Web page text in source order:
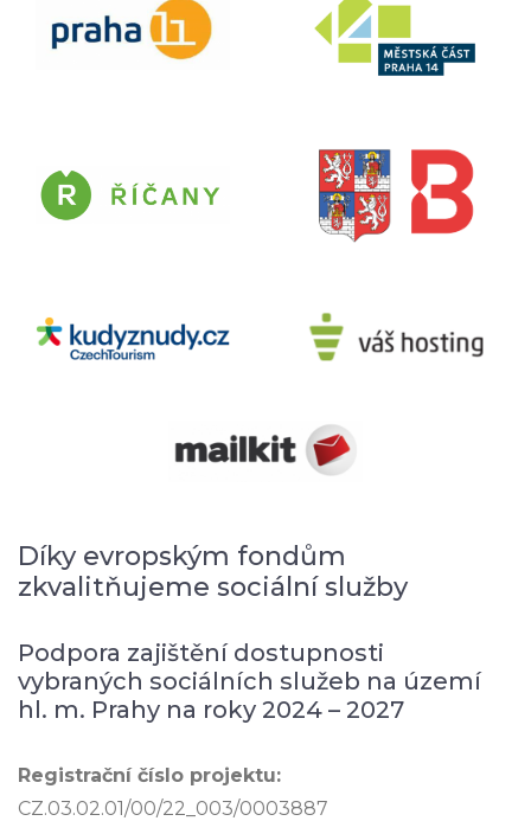
Díky evropským fondům
zkvalitňujeme sociální služby
Podpora zajištění dostupnosti
vybraných sociálních služeb na území
hl. m. Prahy na roky 2024 – 2027
Registrační číslo projektu:
CZ.03.02.01/00/22_003/0003887